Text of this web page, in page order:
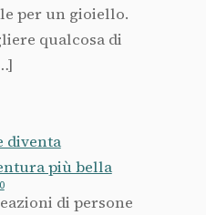
per un gioiello.
qualcosa di
diventa
più bella
di persone